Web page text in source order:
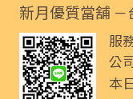
新月優質當舖 －
服
公
本